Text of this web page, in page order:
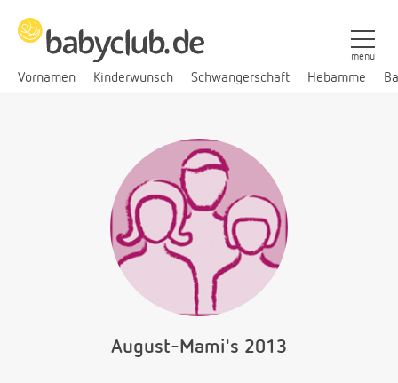
Vornamen Kinderwunsch Schwangerschaft Hebamme
menü
August-Mami's 2013